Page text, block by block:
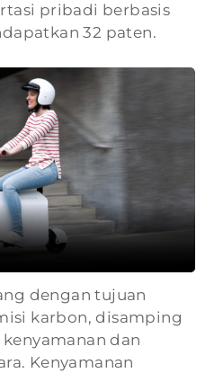
pribadi berbasis
32 paten.
dengan tujuan
karbon, disamping
dan
Kenyamanan